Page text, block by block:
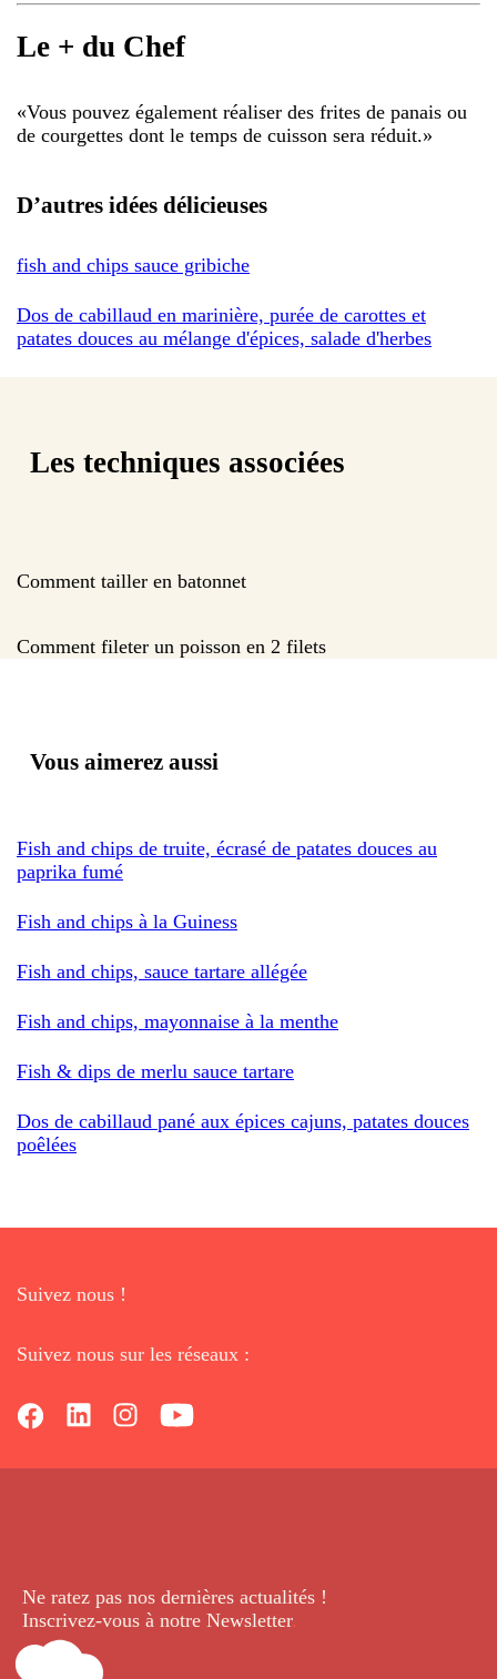
Le + du Chef
«Vous pouvez également réaliser des frites de panais ou
de courgettes dont le temps de cuisson sera réduit.»
D’autres idées délicieuses
fish and chips sauce gribiche
Dos de cabillaud en marinière, purée de carottes et
patates douces au mélange d'épices, salade d'herbes
Les techniques associées
Comment tailler en batonnet
Comment fileter un poisson en 2 filets
Vous aimerez aussi
Fish and chips de truite, écrasé de patates douces au
paprika fumé
Fish and chips à la Guiness
Fish and chips, sauce tartare allégée
Fish and chips, mayonnaise à la menthe
Fish & dips de merlu sauce tartare
Dos de cabillaud pané aux épices cajuns, patates douces
poêlées
Suivez nous !
Suivez nous sur les réseaux :
Ne ratez pas nos dernières actualités !
Inscrivez-vous à notre Newsletter.